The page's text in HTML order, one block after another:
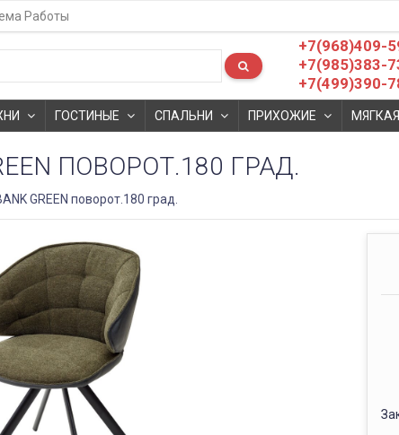
Работы
+7(968)409-
+7(985)383-
+7(499)390-
ГОСТИНЫЕ СПАЛЬНИ ПРИХОЖИЕ
ПОВОРОТ.180 ГРАД.
GREEN поворот.180 град.